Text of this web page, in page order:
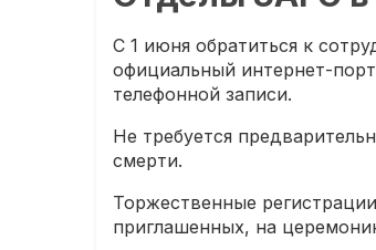
С 1 июня обратиться к
официальный интернет-
телефонной записи.
Не требуется
смерти.
Торжественные
приглашенных, на